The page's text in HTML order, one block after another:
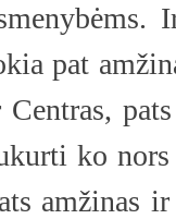
pat
Centras,
ko
amžinas